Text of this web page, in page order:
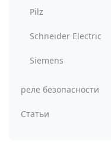
Pilz
Schneider Electric
Siemens
реле безопасности
Статьи